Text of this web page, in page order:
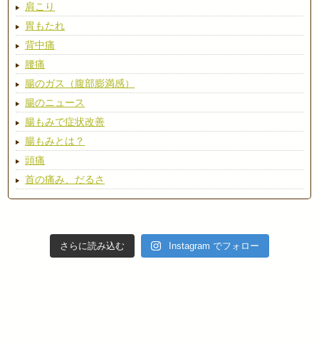
肩こり
胃もたれ
背中痛
腰痛
腸のガス（腹部膨満感）
腸のニュース
腸もみで症状改善
腸もみとは？
頭痛
首の痛み、だるさ
さらに読み込む Instagram でフォロー